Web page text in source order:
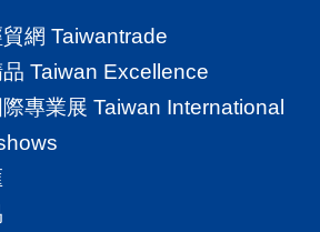
網 Taiwantrade
Taiwan Excellence
專業展 Taiwan International